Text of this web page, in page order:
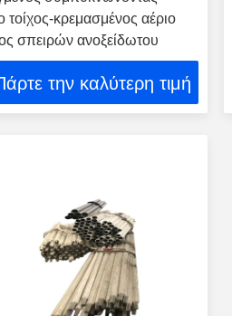
τοίχος-κρεμασμένος αέριο
σπειρών ανοξείδωτου
την καλύτερη τιμή